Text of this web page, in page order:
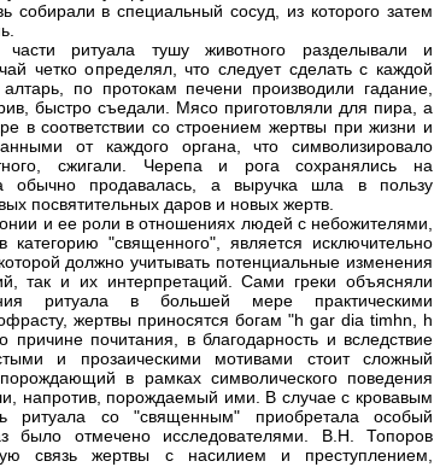
собирали в специальный сосуд, из которого затем
ритуала тушу животного разделывали и
четко определял, что следует сделать с каждой
по протокам печени производили гадание,
быстро съедали. Мясо приготовляли для пира, а
в соответствии со строением жертвы при жизни и
от каждого органа, что символизировало
сжигали. Черепа и рога сохранялись на
обычно продавалась, а выручка шла в пользу
посвятительных даров и новых жертв.
и ее роли в отношениях людей с небожителями,
"священного", является исключительно
должно учитывать потенциальные изменения
так и их интерпретаций. Сами греки объясняли
ритуала в большей мере практическими
жертвы приносятся богам "h gar dia timhn, h
почитания, в благодарность и вследствие
и прозаическими мотивами стоит сложный
в рамках символического поведения
напротив, порождаемый ими. В случае с кровавым
ритуала со "священным" приобретала особый
было отмечено исследователями. В.Н. Топоров
связь жертвы с насилием и преступлением,